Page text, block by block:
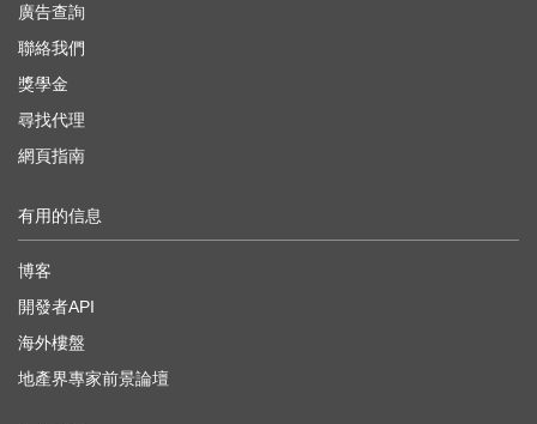
廣告查詢
聯絡我們
獎學金
尋找代理
網頁指南
有用的信息
博客
開發者API
海外樓盤
地產界專家前景論壇